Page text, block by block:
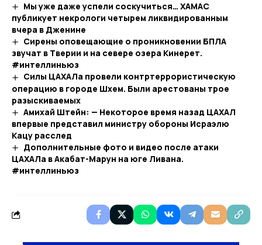
Мы уже даже успели соскучиться… ХАМАС
публикует некрологи четырем ликвидированным
вчера в Дженине
Сирены оповещающие о проникновении БПЛА
звучат в Тверии и на севере озера Кинерет.
#интеллиньюз
Силы ЦАХАЛа провели контртеррористическую
операцию в городе Шхем. Были арестованы трое
разыскиваемых
Амихай Штейн: — Некоторое время назад ЦАХАЛ
впервые представил министру обороны Исраэлю
Кацу расслед
Дополнительные фото и видео после атаки
ЦАХАЛа в Акабат-Марун на юге Ливана.
#интеллиньюз